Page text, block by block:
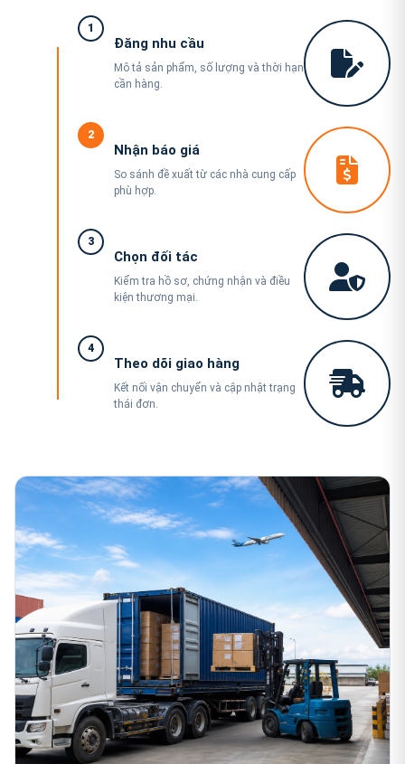
1
Đăng nhu cầu
Mô tả sản phẩm, số lượng và thời hạn
cần hàng.
2
Nhận báo giá
So sánh đề xuất từ các nhà cung cấp
phù hợp.
3
Chọn đối tác
Kiểm tra hồ sơ, chứng nhận và điều
kiện thương mại.
4
Theo dõi giao hàng
Kết nối vận chuyển và cập nhật trạng
thái đơn.